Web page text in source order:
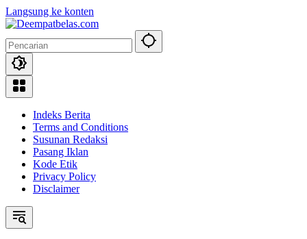
Langsung ke konten
Indeks Berita
Terms and Conditions
Susunan Redaksi
Pasang Iklan
Kode Etik
Privacy Policy
Disclaimer